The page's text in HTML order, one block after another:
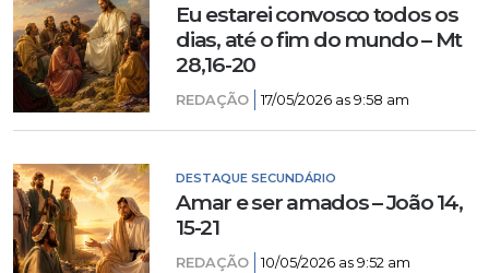
Eu estarei convosco todos os
dias, até o fim do mundo – Mt
28,16-20
REDAÇÃO 17/05/2026 as 9:58 am
DESTAQUE SECUNDÁRIO
Amar e ser amados – João 14,
15-21
REDAÇÃO 10/05/2026 as 9:52 am